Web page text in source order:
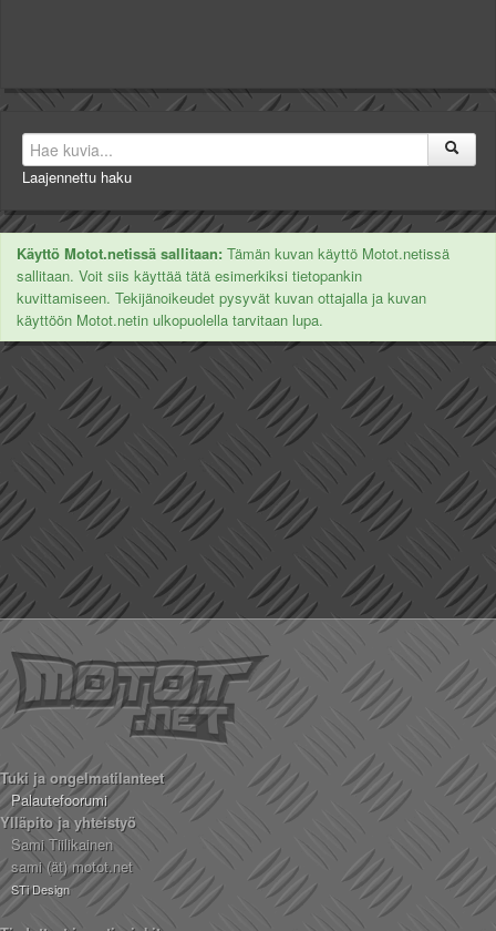
Laajennettu haku
Käyttö Motot.netissä sallitaan: Tämän kuvan käyttö Motot.netissä
sallitaan. Voit siis käyttää tätä esimerkiksi tietopankin
kuvittamiseen. Tekijänoikeudet pysyvät kuvan ottajalla ja kuvan
käyttöön Motot.netin ulkopuolella tarvitaan lupa.
Tuki ja ongelmatilanteet
Palautefoorumi
Ylläpito ja yhteistyö
Sami Tiilikainen
sami (ät) motot.net
STi Design